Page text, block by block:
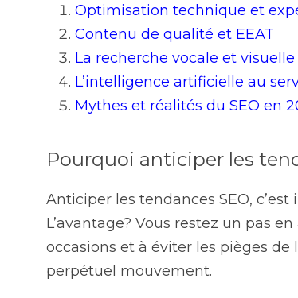
Optimisation technique et
Contenu de qualité et EEAT
La recherche vocale et visuelle
L’intelligence artificielle au
Mythes et réalités du SEO en
Pourquoi anticiper les
Anticiper les tendances SEO,
L’avantage? Vous restez un pas
occasions et à éviter les pièges
perpétuel mouvement.